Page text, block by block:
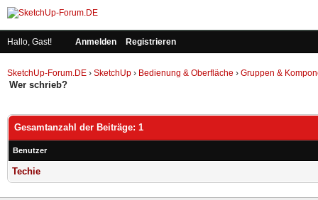
Hallo, Gast! Anmelden Registrieren
SketchUp-Forum.DE › SketchUp › Bedienung & Oberfläche › Gruppen &
Wer schrieb?
Gesamtanzahl der Beiträge: 1
Benutzer
Techie